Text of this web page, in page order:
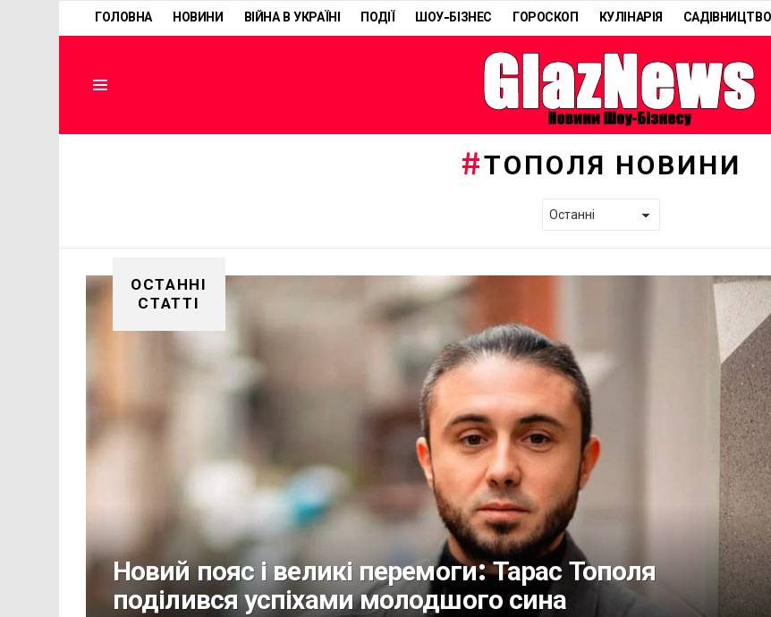
ГОЛОВНА НОВИНИ ВІЙНА В УКРАЇНІ ПОДІЇ ШОУ-БІЗНЕС ГОРОСКОП КУЛІНАРІЯ САДІВНИЦТВО
ТОПОЛЯ НОВИНИ
ОСТАННІ
СТАТТІ
Новий пояс і великі перемоги: Тарас Тополя
поділився успіхами молодшого сина